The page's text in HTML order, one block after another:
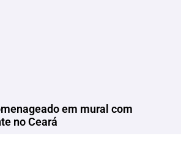
em mural com
no Ceará